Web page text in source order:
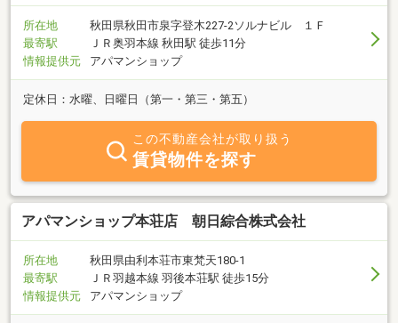
所在地
秋田県秋田市泉字登木227-2ソルナビル １Ｆ
最寄駅
ＪＲ奥羽本線 秋田駅 徒歩11分
情報提供元
アパマンショップ
定休日：水曜、日曜日（第一・第三・第五）
この不動産会社が取り扱う
賃貸物件を探す
アパマンショップ本荘店 朝日綜合株式会社
所在地
秋田県由利本荘市東梵天180-1
最寄駅
ＪＲ羽越本線 羽後本荘駅 徒歩15分
情報提供元
アパマンショップ